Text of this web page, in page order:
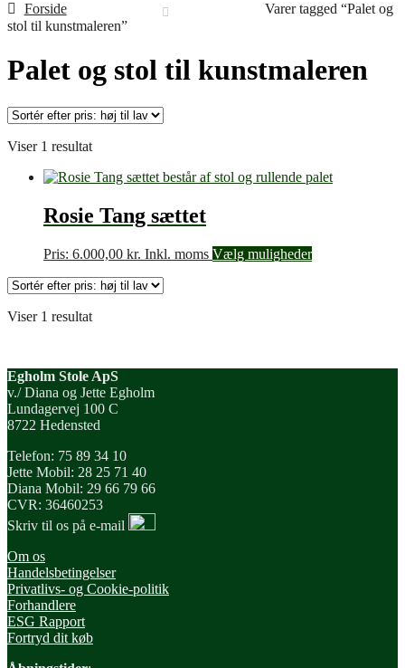
Forside
Varer tagged “Palet og
stol til kunstmaleren”
Palet og stol til kunstmaleren
Viser 1 resultat
Rosie Tang sættet
Pris: 6.000,00 kr. Inkl. moms Vælg muligheder
Viser 1 resultat
Egholm Stole ApS
v./ Diana og Jette Egholm
Lundagervej 100 C
8722 Hedensted
Telefon: 75 89 34 10
Jette Mobil: 28 25 71 40
Diana Mobil: 29 66 79 66
CVR: 36460253
Skriv til os på e-mail
Om os
Handelsbetingelser
Privatlivs- og Cookie-politik
Forhandlere
ESG Rapport
Fortryd dit køb